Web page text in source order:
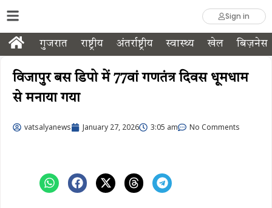
Sign in
गुजरात राष्ट्रीय अंतर्राष्ट्रीय स्वास्थ्य खेल बिज़नेस
विजापुर बस डिपो में 77वां गणतंत्र दिवस धूमधाम
से मनाया गया
vatsalyanews January 27, 2026 3:05 am No Comments